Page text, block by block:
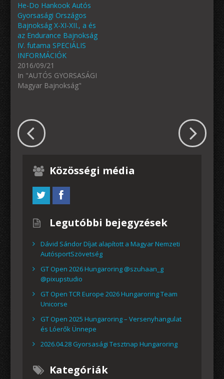
He-Do Hankook Autós
Gyorsasági Országos
Bajnokság X-XI-XII., a és
az Endurance Bajnokság
IV. futama SPECIÁLIS
INFORMÁCIÓK
2016/09/21
In "AUTÓS GYORSASÁGI
Magyar Bajnokság"
Közösségi média
Legutóbbi bejegyzések
Dávid Sándor Díjat alapított a Magyar Nemzeti
AutósportSzövetség
GT Open 2026 Hungaroring @szuhaan_g
@pixupstudio
GT Open TCR Europe 2026 Hungaroring Team
Unicorse
GT Open 2025 Hungaroring – Versenyhangulat
és Lóerők Ünnepe
2026.04.28 Gyorsasági Tesztnap Hungaroring
Kategóriák